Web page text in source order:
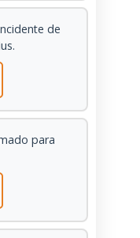
de
para